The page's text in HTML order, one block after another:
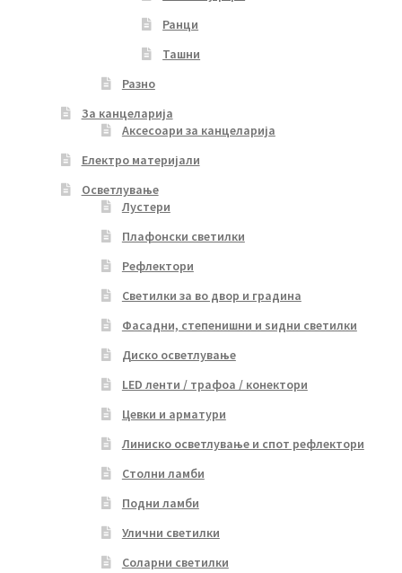
Ранци
Ташни
Разно
За канцеларија
Аксесоари за канцеларија
Електро материјали
Осветлување
Лустери
Плафонски светилки
Рефлектори
Светилки за во двор и градина
Фасадни, степенишни и ѕидни светилки
Диско осветлување
LED ленти / трафоа / конектори
Цевки и арматури
Линиско осветлување и спот рефлектори
Столни ламби
Подни ламби
Улични светилки
Соларни светилки